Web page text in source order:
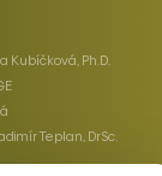
Kubíčková, Ph.D.
Teplan, DrSc.